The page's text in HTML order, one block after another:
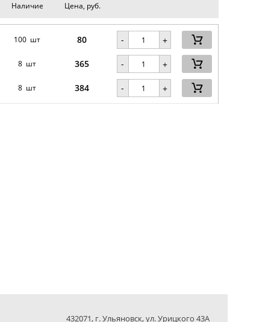
Наличие Цена, руб.
100 шт 80 - +
8 шт 365 - +
8 шт 384 - +
432071, г. Ульяновск, ул. Урицкого 43А